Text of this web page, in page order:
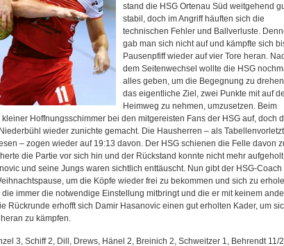
stand die HSG Ortenau Süd weitgehend
stabil, doch im Angriff häuften sich die
technischen Fehler und Ballverluste.
gab man sich nicht auf und kämpfte sich
Pausenpfiff wieder auf vier Tore heran.
dem Seitenwechsel wollte die HSG
alles geben, um die Begegnung zu
das eigentliche Ziel, zwei Punkte mit auf
Heimweg zu nehmen, umzusetzen. Beim
Hoffnungsschimmer bei den mitgereisten Fans der HSG auf, doch
wieder zunichte gemacht. Die Hausherren – als
– zogen wieder auf 19:13 davon. Der HSG schienen die Felle davon
die Partie vor sich hin und der Rückstand konnte nicht mehr aufgeholt
und seine Jungs waren sichtlich enttäuscht. Nun gibt der HSG-Coach
um die Köpfe wieder frei zu bekommen und sich zu
immer die notwendige Einstellung mitbringt und die er mit keinem
Rückrunde erhofft sich Damir Hasanovic einen gut erholten Kader, um
zu kämpfen.
3, Schiff 2, Dill, Drews, Hänel 2, Breinich 2, Schweitzer 1, Behrendt 11/2,